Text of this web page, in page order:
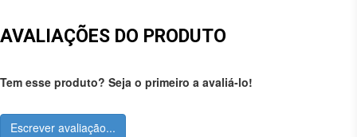
AVALIAÇÕES DO PRODUTO
Tem esse produto? Seja o primeiro a avaliá-lo!
Escrever avaliação...